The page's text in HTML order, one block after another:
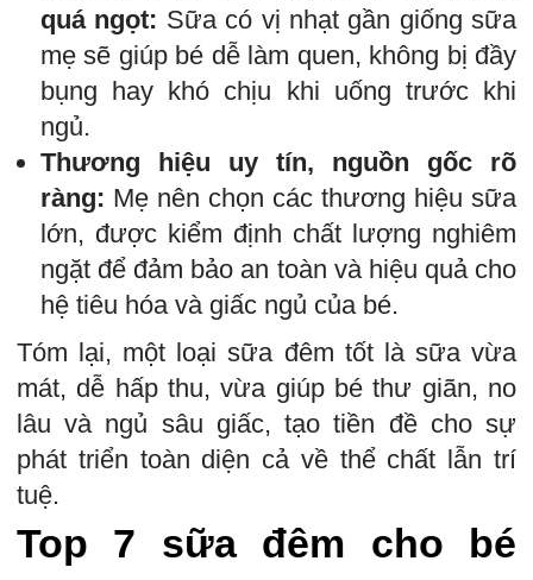
quá ngọt: Sữa có vị nhạt gần giống sữa
mẹ sẽ giúp bé dễ làm quen, không bị đầy
bụng hay khó chịu khi uống trước khi
ngủ.
Thương hiệu uy tín, nguồn gốc rõ
ràng: Mẹ nên chọn các thương hiệu sữa
lớn, được kiểm định chất lượng nghiêm
ngặt để đảm bảo an toàn và hiệu quả cho
hệ tiêu hóa và giấc ngủ của bé.
Tóm lại, một loại sữa đêm tốt là sữa vừa
mát, dễ hấp thu, vừa giúp bé thư giãn, no
lâu và ngủ sâu giấc, tạo tiền đề cho sự
phát triển toàn diện cả về thể chất lẫn trí
tuệ.
Top 7 sữa đêm cho bé